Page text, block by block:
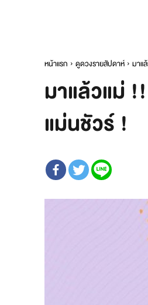
หน้าแรก ดูดวงรายสัปดาห์ มาแ
มาแล้วแม่
แม่นชัวร์ !